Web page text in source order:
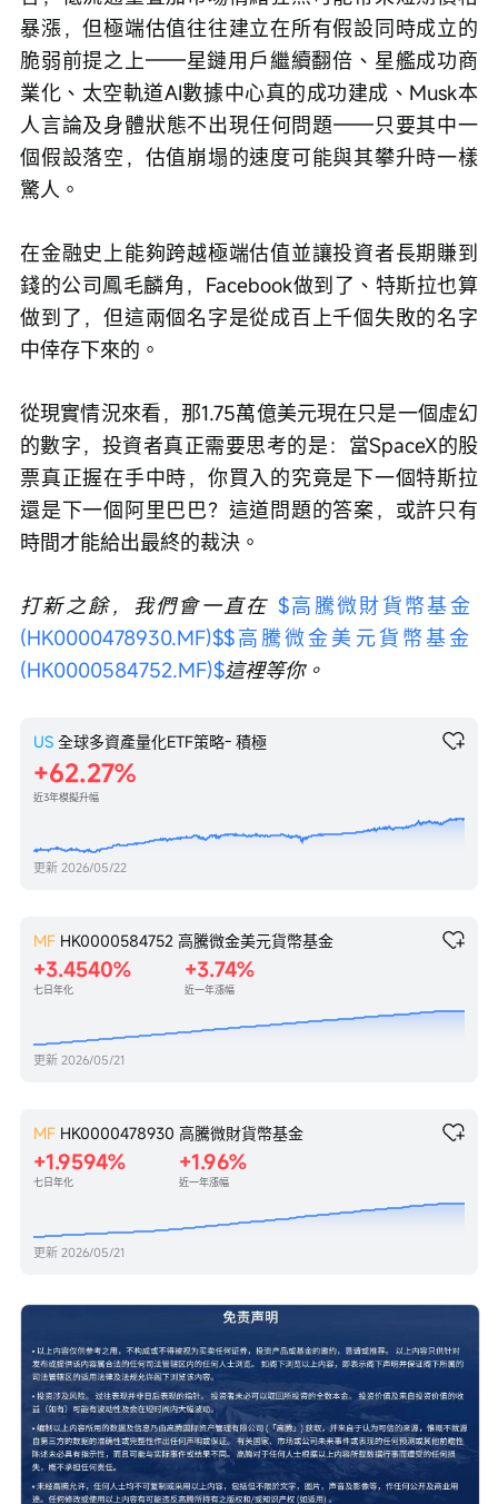
暴漲，但極端估值往往建立在所有假設同時成立的
脆弱前提之上——星鏈用戶繼續翻倍、星艦成功商
業化、太空軌道AI數據中心真的成功建成、Musk本
人言論及身體狀態不出現任何問題——只要其中一
個假設落空，估值崩塌的速度可能與其攀升時一樣
驚人。
在金融史上能夠跨越極端估值並讓投資者長期賺到
錢的公司鳳毛麟角，Facebook做到了、特斯拉也算
做到了，但這兩個名字是從成百上千個失敗的名字
中倖存下來的。
從現實情況來看，那1.75萬億美元現在只是一個虛幻
的數字，投資者真正需要思考的是：當SpaceX的股
票真正握在手中時，你買入的究竟是下一個特斯拉
還是下一個阿里巴巴？這道問題的答案，或許只有
時間才能給出最終的裁決。
打新之餘，我們會一直在 $高騰微財貨幣基金
(HK0000478930.MF)$$高騰微金美元貨幣基金
(HK0000584752.MF)$這裡等你。
US 全球多資產量化ETF策略- 積極
62.27%
近3年模擬升幅
更新 2026/05/22
MF HK0000584752 高騰微金美元貨幣基金
+3.4540%
七日年化
+3.74%
近一年漲幅
更新 2026/05/21
MF HK0000478930 高騰微財貨幣基金
+1.9594%
七日年化
+1.96%
近一年漲幅
更新 2026/05/21